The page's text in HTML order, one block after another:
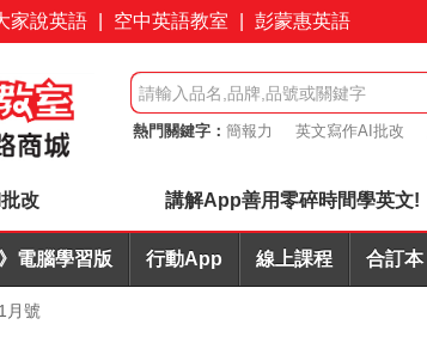
家說英語 空中英語教室 彭蒙惠英語
熱門關鍵字： 簡報力 英文寫作AI批改
改 講解App善用零碎時間學英文!
電腦學習版 行動App 線上課程 合訂本
月號